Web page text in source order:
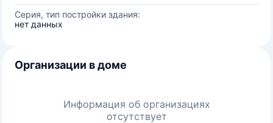
Серия, тип постройки здания:
нет данных
Организации в доме
Информация об организациях
отсутствует